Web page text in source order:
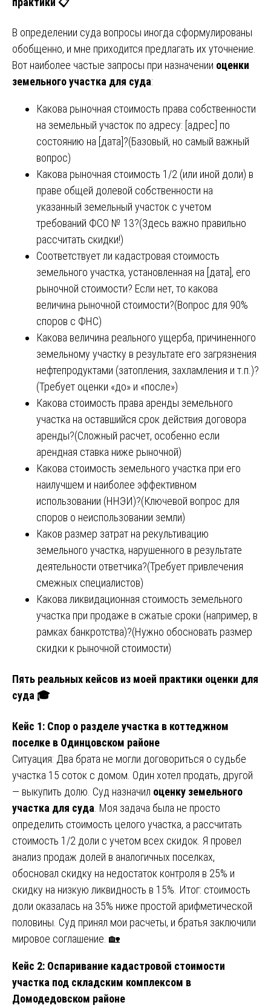
В определении суда вопросы иногда сформулированы
обобщенно, и мне приходится предлагать их уточнение.
Вот наиболее частые запросы при назначении оценки
земельного участка для суда:
Какова рыночная стоимость права собственности
на земельный участок по адресу: [адрес] по
состоянию на [дата]?(Базовый, но самый важный
вопрос)
Какова рыночная стоимость 1/2 (или иной доли) в
праве общей долевой собственности на
указанный земельный участок с учетом
требований ФСО № 13?(Здесь важно правильно
рассчитать скидки!)
Соответствует ли кадастровая стоимость
земельного участка, установленная на [дата], его
рыночной стоимости? Если нет, то какова
величина рыночной стоимости?(Вопрос для 90%
споров с ФНС)
Какова величина реального ущерба, причиненного
земельному участку в результате его загрязнения
нефтепродуктами (затопления, захламления и т.п.)?
(Требует оценки «до» и «после»)
Какова стоимость права аренды земельного
участка на оставшийся срок действия договора
аренды?(Сложный расчет, особенно если
арендная ставка ниже рыночной)
Какова стоимость земельного участка при его
наилучшем и наиболее эффективном
использовании (ННЭИ)?(Ключевой вопрос для
споров о неиспользовании земли)
Каков размер затрат на рекультивацию
земельного участка, нарушенного в результате
деятельности ответчика?(Требует привлечения
смежных специалистов)
Какова ликвидационная стоимость земельного
участка при продаже в сжатые сроки (например, в
рамках банкротства)?(Нужно обосновать размер
скидки к рыночной стоимости)
Пять реальных кейсов из моей практики оценки для
суда 🎓
Кейс 1: Спор о разделе участка в коттеджном
поселке в Одинцовском районе
Ситуация: Два брата не могли договориться о судьбе
участка 15 соток с домом. Один хотел продать, другой
— выкупить долю. Суд назначил оценку земельного
участка для суда. Моя задача была не просто
определить стоимость целого участка, а рассчитать
стоимость 1/2 доли с учетом всех скидок. Я провел
анализ продаж долей в аналогичных поселках,
обосновал скидку на недостаток контроля в 25% и
скидку на низкую ликвидность в 15%. Итог: стоимость
доли оказалась на 35% ниже простой арифметической
половины. Суд принял мои расчеты, и братья заключили
мировое соглашение. 🏡
Кейс 2: Оспаривание кадастровой стоимости
участка под складским комплексом в
Домодедовском районе